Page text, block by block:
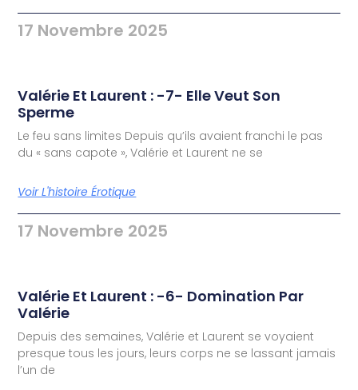
17 Novembre 2025
Valérie Et Laurent : -7- Elle Veut Son
Sperme
Le feu sans limites Depuis qu’ils avaient franchi le pas
du « sans capote », Valérie et Laurent ne se
Voir L'histoire Érotique
17 Novembre 2025
Valérie Et Laurent : -6- Domination Par
Valérie
Depuis des semaines, Valérie et Laurent se voyaient
presque tous les jours, leurs corps ne se lassant jamais
l’un de